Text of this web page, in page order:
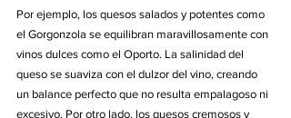
Por ejemplo, los quesos salados y potentes como
el Gorgonzola se equilibran maravillosamente con
vinos dulces como el Oporto. La salinidad del
queso se suaviza con el dulzor del vino, creando
un balance perfecto que no resulta empalagoso ni
excesivo. Por otro lado, los quesos cremosos y